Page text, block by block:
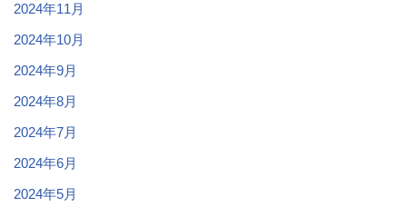
2024年11月
2024年10月
2024年9月
2024年8月
2024年7月
2024年6月
2024年5月